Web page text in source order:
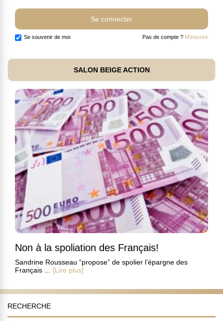
Se souvenir de moi Pas de compte ? M'inscrire
SALON BEIGE ACTION
Non à la spoliation des Français!
Sandrine Rousseau “propose” de spolier l’épargne des
Français ...
[Lire plus]
RECHERCHE